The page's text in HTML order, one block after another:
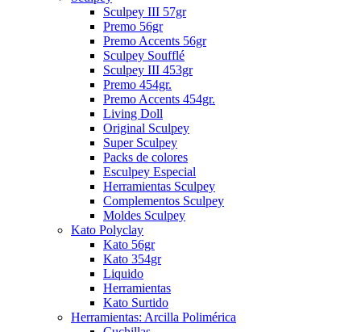
Sculpey III 57gr
Premo 56gr
Premo Accents 56gr
Sculpey Soufflé
Sculpey III 453gr
Premo 454gr.
Premo Accents 454gr.
Living Doll
Original Sculpey
Super Sculpey
Packs de colores
Esculpey Especial
Herramientas Sculpey
Complementos Sculpey
Moldes Sculpey
Kato Polyclay
Kato 56gr
Kato 354gr
Liquido
Herramientas
Kato Surtido
Herramientas: Arcilla Polimérica